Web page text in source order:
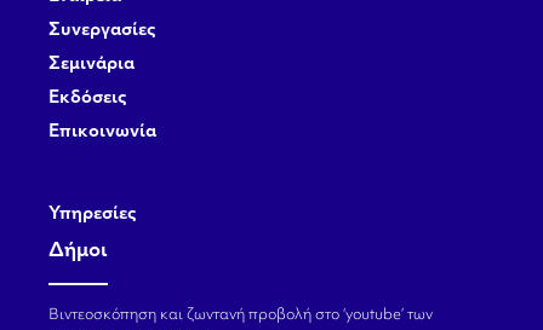
Συνεργασίες
Σεμινάρια
Εκδόσεις
Επικοινωνία
Υπηρεσίες
Δήμοι
Βιντεοσκόπηση και ζωντανή προβολή στο ‘youtube’ των